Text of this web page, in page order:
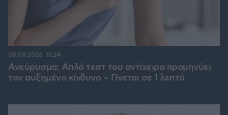
Ανεύρυσμα: Απλό τεστ του αντίχειρα προμηνύει
τον αυξημένο κίνδυνο – Γίνεται σε 1 λεπτό
08.08.2026, 16:24